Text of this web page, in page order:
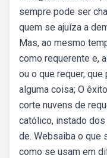
sempre pode ser
quem se ajuíza a
Mas, ao mesmo
como requerente e,
ou o que requer,
alguma coisa; O
corte nuvens de
católico, instado
de. Websaiba o que
como se usam em